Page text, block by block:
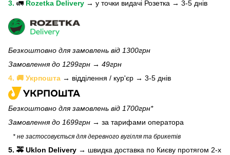
3. 🚛 Rozetka Delivery → у точки видачі Розетка → 3-5 днів
Безкоштовно для замовлень від 1300грн
Замовлення до 1299грн → 49грн
4. 🚚 Укрпошта → відділення / кур'єр → 3-5 днів
Безкоштовно для замовлень від 1700грн*
Замовлення до 1699грн → за тарифами оператора
* не застосовується для деревного вугілля та брикетів
5. 🚕 Uklon Delivery → швидка доставка по Києву протягом 2-х